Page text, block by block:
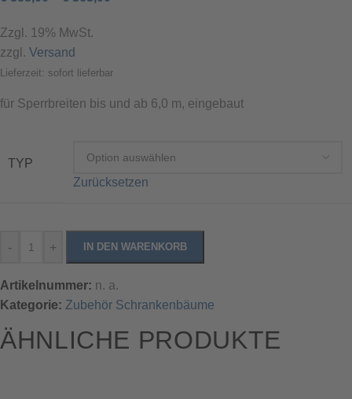
Zzgl. 19% MwSt.
zzgl. Versand
Lieferzeit: sofort lieferbar
für Sperrbreiten bis und ab 6,0 m, eingebaut
TYP
Zurücksetzen
- + IN DEN WARENKORB
Artikelnummer: n. a.
Kategorie: Zubehör Schrankenbäume
ÄHNLICHE PRODUKTE